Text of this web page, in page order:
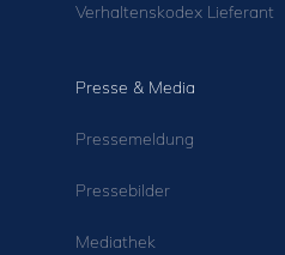
Verhaltenskodex Lieferant
Presse & Media
Pressemeldung
Pressebilder
Mediathek